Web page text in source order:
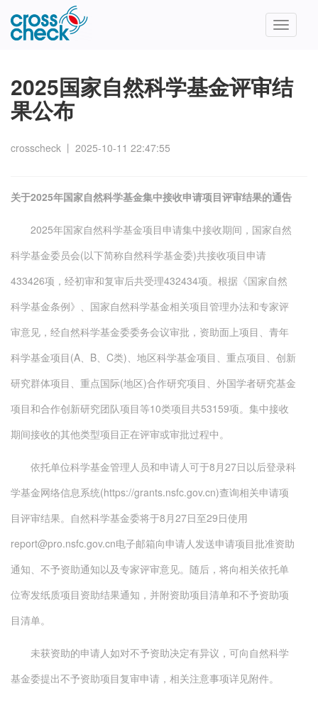
Toggle
2025国家自然科学基金评审结
果公布
crosscheck 丨 2025-10-11 22:47:55
关于2025年国家自然科学基金集中接收申请项目评审结果的通告
2025年国家自然科学基金项目申请集中接收期间，国家自然
科学基金委员会(以下简称自然科学基金委)共接收项目申请
433426项，经初审和复审后共受理432434项。根据《国家自然
科学基金条例》、国家自然科学基金相关项目管理办法和专家评
审意见，经自然科学基金委委务会议审批，资助面上项目、青年
科学基金项目(A、B、C类)、地区科学基金项目、重点项目、创新
研究群体项目、重点国际(地区)合作研究项目、外国学者研究基金
项目和合作创新研究团队项目等10类项目共53159项。集中接收
期间接收的其他类型项目正在评审或审批过程中。
依托单位科学基金管理人员和申请人可于8月27日以后登录科
学基金网络信息系统(https://grants.nsfc.gov.cn)查询相关申请项
目评审结果。自然科学基金委将于8月27日至29日使用
report@pro.nsfc.gov.cn电子邮箱向申请人发送申请项目批准资助
通知、不予资助通知以及专家评审意见。随后，将向相关依托单
位寄发纸质项目资助结果通知，并附资助项目清单和不予资助项
目清单。
未获资助的申请人如对不予资助决定有异议，可向自然科学
基金委提出不予资助项目复审申请，相关注意事项详见附件。